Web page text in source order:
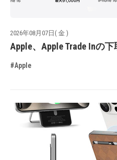
2026年08月07日( 金 )
Apple、Apple Trade Inの
#Apple